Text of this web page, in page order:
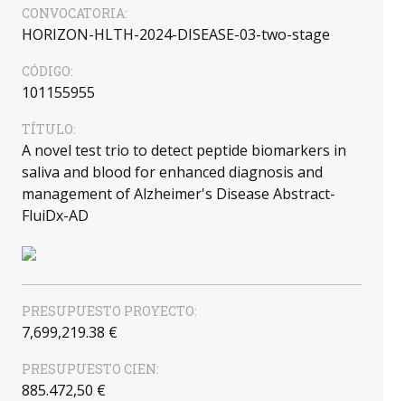
CONVOCATORIA:
HORIZON-HLTH-2024-DISEASE-03-two-stage
CÓDIGO:
101155955
TÍTULO:
A novel test trio to detect peptide biomarkers in
saliva and blood for enhanced diagnosis and
management of Alzheimer's Disease Abstract-
FluiDx-AD
PRESUPUESTO PROYECTO:
7,699,219.38 €
PRESUPUESTO CIEN:
885.472,50 €